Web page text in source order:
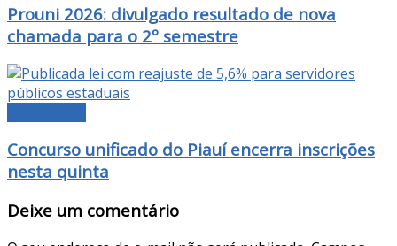
Prouni 2026: divulgado resultado de nova
chamada para o 2º semestre
Concurso unificado do Piauí encerra inscrições
nesta quinta
Deixe um comentário